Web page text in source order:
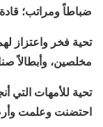
ضباطاً ومراتب؛
تحية فخر واعتزاز
مخلصين، وأبطالاً
تحية للأمهات التي
احتضنت وعلمت